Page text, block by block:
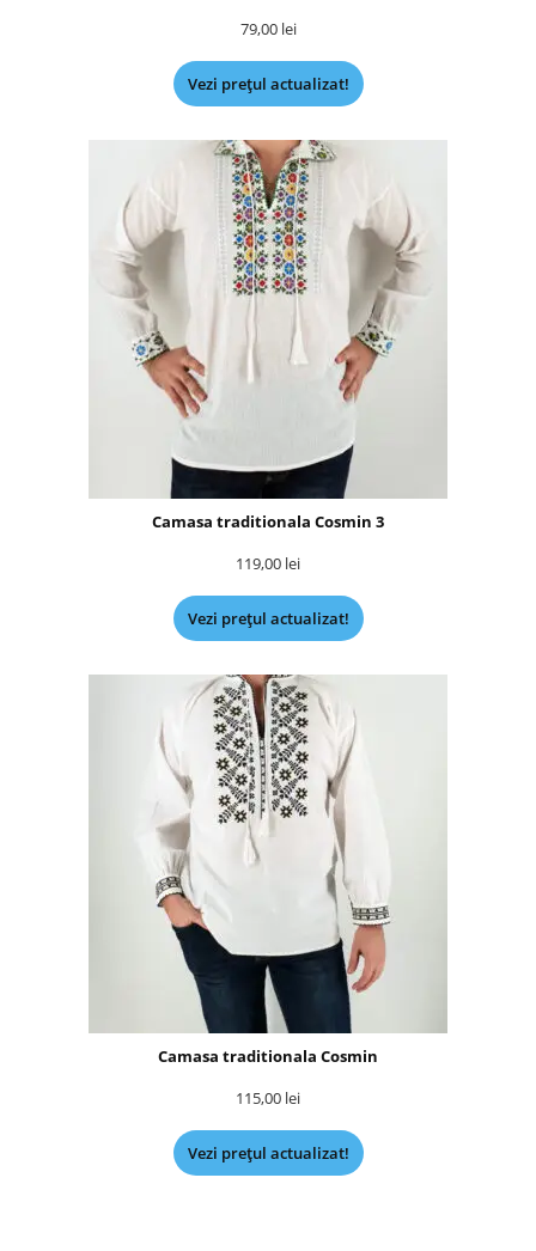
79,00 lei
Vezi prețul actualizat!
Camasa traditionala Cosmin 3
119,00 lei
Vezi prețul actualizat!
Camasa traditionala Cosmin
115,00 lei
Vezi prețul actualizat!